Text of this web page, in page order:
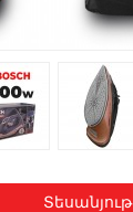
Տեսանյութ